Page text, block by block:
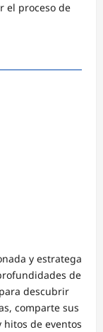
el proceso de
y estratega
de
descubrir
comparte sus
de eventos